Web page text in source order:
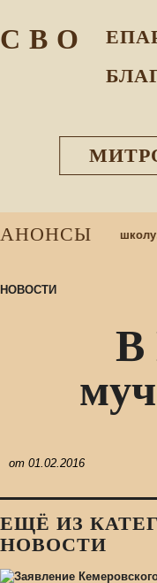
С В О
АНОНСЫ
в воскресную школу:
НОВОСТИ
В
от 01.02.2016
ЕЩЁ ИЗ
НОВОСТИ